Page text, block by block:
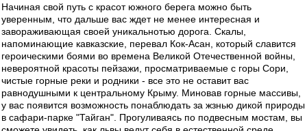
Начиная свой путь с красот южного берега можно быть
уверенным, что дальше вас ждет не менее интересная и
завораживающая своей уникальнотью дорога. Скалы,
напоминающие кавказские, перевал Кок-Асан, который славится
героическими боями во времена Великой Отечественной войны,
невероятной красоты пейзажи, просматриваемые с горы Сори,
чистые горные реки и родники - все это не оставит вас
равнодушными к центральному Крыму. Миновав горные массивы,
у вас появится возможность понаблюдать за жзнью дикой природы
в сафари-парке "Тайган". Прогуливаясь по подвесным мостам, вы